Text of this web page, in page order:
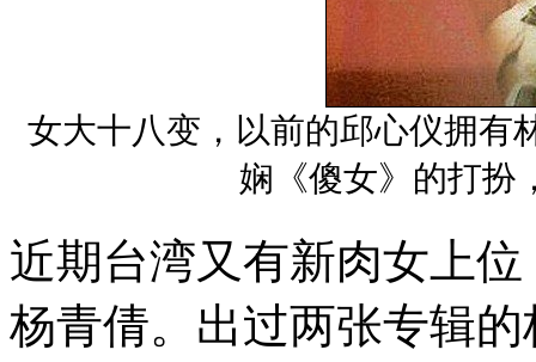
女大十八变，以前的邱心仪拥有
娴《傻女》的打扮
近期台湾又有新肉女上
杨青倩。出过两张专辑